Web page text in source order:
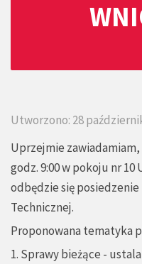
Utworzono: 28
Uprzejmie zawiadamiam,
godz. 9:00 w pokoju nr 10
odbędzie się
Technicznej.
Proponowana tematyka
1. Sprawy bieżące -